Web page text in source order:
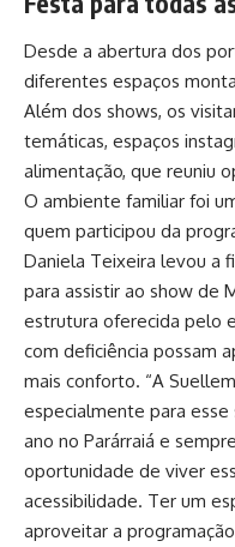
Desde a abertura dos
diferentes espaços
Além dos shows, os
temáticas, espaços
alimentação, que reuniu
O ambiente familiar foi
quem participou da
Daniela Teixeira levou a
para assistir ao show de
estrutura oferecida pelo
com deficiência possam
mais conforto. “A
especialmente para
ano no Parárraiá e
oportunidade de viver
acessibilidade. Ter um
aproveitar a